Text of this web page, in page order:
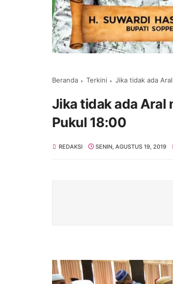
Beranda Terkini Jika tidak ada
Jika tidak ada Aral
Pukul 18:00
REDAKSI SENIN, AGUSTUS 19, 2019